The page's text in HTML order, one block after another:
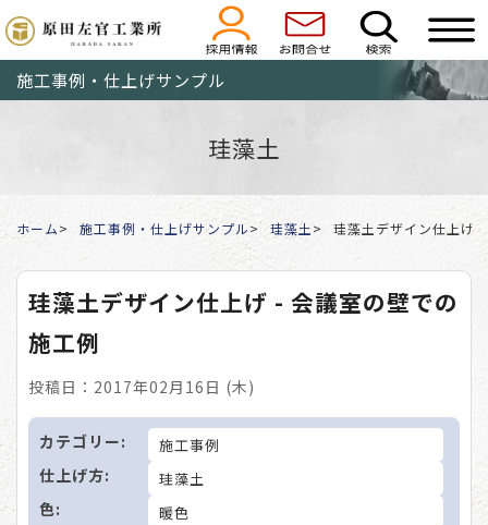
施工事例・仕上げサンプル
珪藻土
ホーム 施工事例・仕上げサンプル 珪藻土 珪藻土デザイン仕上げ
珪藻土デザイン仕上げ - 会議室の壁での
施工例
投稿日：2017年02月16日 (木)
カテゴリー: 施工事例
仕上げ方: 珪藻土
色: 暖色